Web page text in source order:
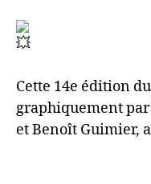
Cette 14e édition
graphiquement
et Benoît Guimier,